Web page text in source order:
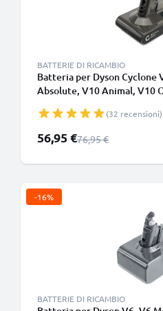
BATTERIE DI RICAMBIO
Batteria per Dyson Cyclone
Absolute, V10 Animal, V10
- di CELLONIC
(32 recensioni)
Prezzo speciale
56,95 €Prezzo normale
76,95 €
-16%
BATTERIE DI RICAMBIO